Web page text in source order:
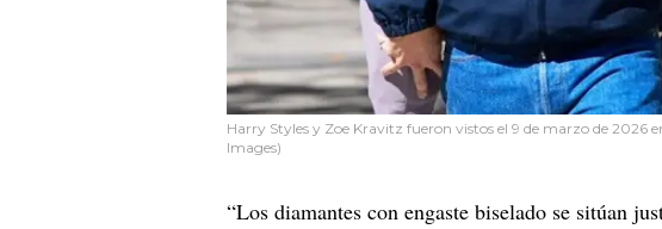
Harry Styles y Zoe Kravitz fueron vistos el 9 de marzo de 2026
Images)
“Los diamantes con engaste biselado se sitúan